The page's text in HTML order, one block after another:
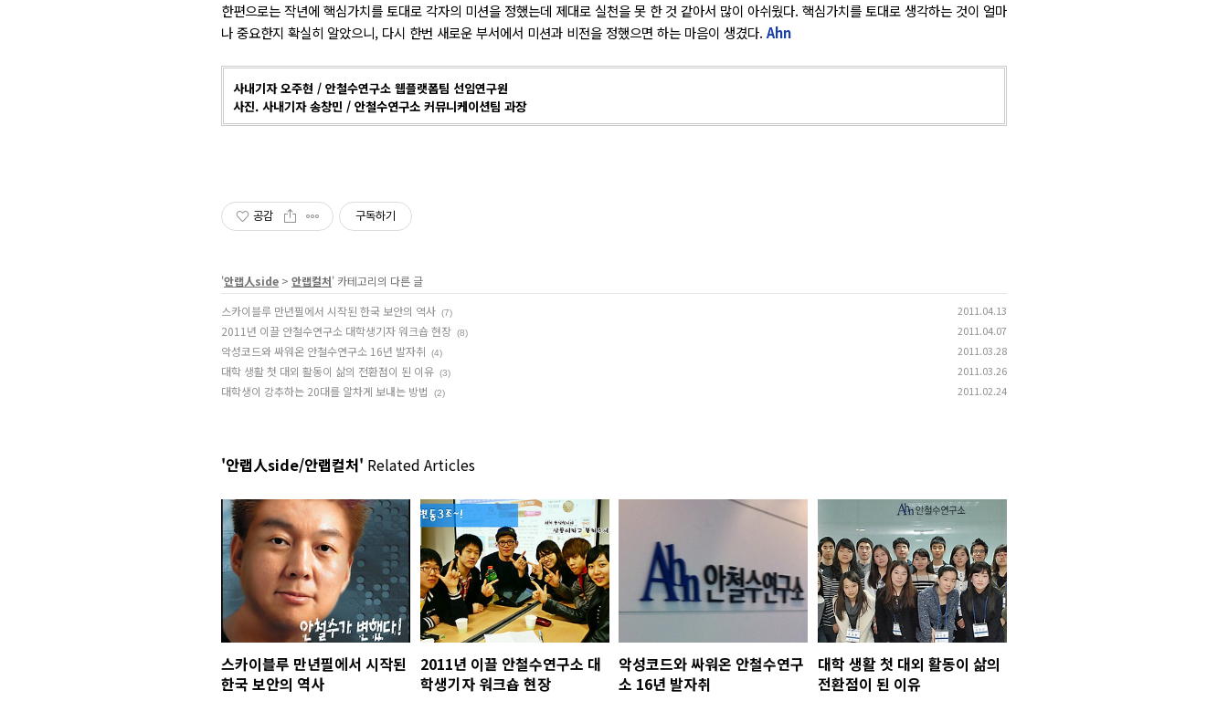
한편으로는 작년에 핵심가치를 토대로 각자의 미션을 정했는데 제대로 실천을 못 한 것 같아서 많이 아쉬웠다. 핵심가치를 토대로 생각하는 것이 얼마
나 중요한지 확실히 알았으니, 다시 한번 새로운 부서에서 미션과 비전을 정했으면 하는 마음이 생겼다. Ahn
사내기자 오주현 / 안철수연구소 웹플랫폼팀 선임연구원
사진. 사내기자 송창민 / 안철수연구소 커뮤니케이션팀 과장
공감 구독하기
'안랩人side > 안랩컬처' 카테고리의 다른 글
스카이블루 만년필에서 시작된 한국 보안의 역사 (7) 2011.04.13
2011년 이끌 안철수연구소 대학생기자 워크숍 현장 (8) 2011.04.07
악성코드와 싸워온 안철수연구소 16년 발자취 (4) 2011.03.28
대학 생활 첫 대외 활동이 삶의 전환점이 된 이유 (3) 2011.03.26
대학생이 강추하는 20대를 알차게 보내는 방법 (2) 2011.02.24
'안랩人side/안랩컬처' Related Articles
스카이블루 만년필에서 시작된
한국 보안의 역사
2011년 이끌 안철수연구소 대
학생기자 워크숍 현장
악성코드와 싸워온 안철수연구
소 16년 발자취
대학 생활 첫 대외 활동이 삶의
전환점이 된 이유